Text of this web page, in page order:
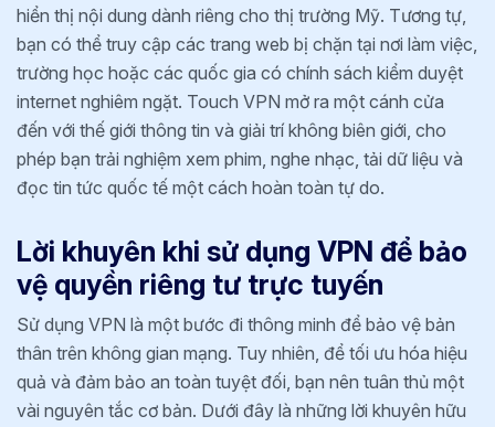
hiển thị nội dung dành riêng cho thị trường Mỹ. Tương tự,
bạn có thể truy cập các trang web bị chặn tại nơi làm việc,
trường học hoặc các quốc gia có chính sách kiểm duyệt
internet nghiêm ngặt. Touch VPN mở ra một cánh cửa
đến với thế giới thông tin và giải trí không biên giới, cho
phép bạn trải nghiệm xem phim, nghe nhạc, tải dữ liệu và
đọc tin tức quốc tế một cách hoàn toàn tự do.
Lời khuyên khi sử dụng VPN để bảo
vệ quyền riêng tư trực tuyến
Sử dụng VPN là một bước đi thông minh để bảo vệ bản
thân trên không gian mạng. Tuy nhiên, để tối ưu hóa hiệu
quả và đảm bảo an toàn tuyệt đối, bạn nên tuân thủ một
vài nguyên tắc cơ bản. Dưới đây là những lời khuyên hữu